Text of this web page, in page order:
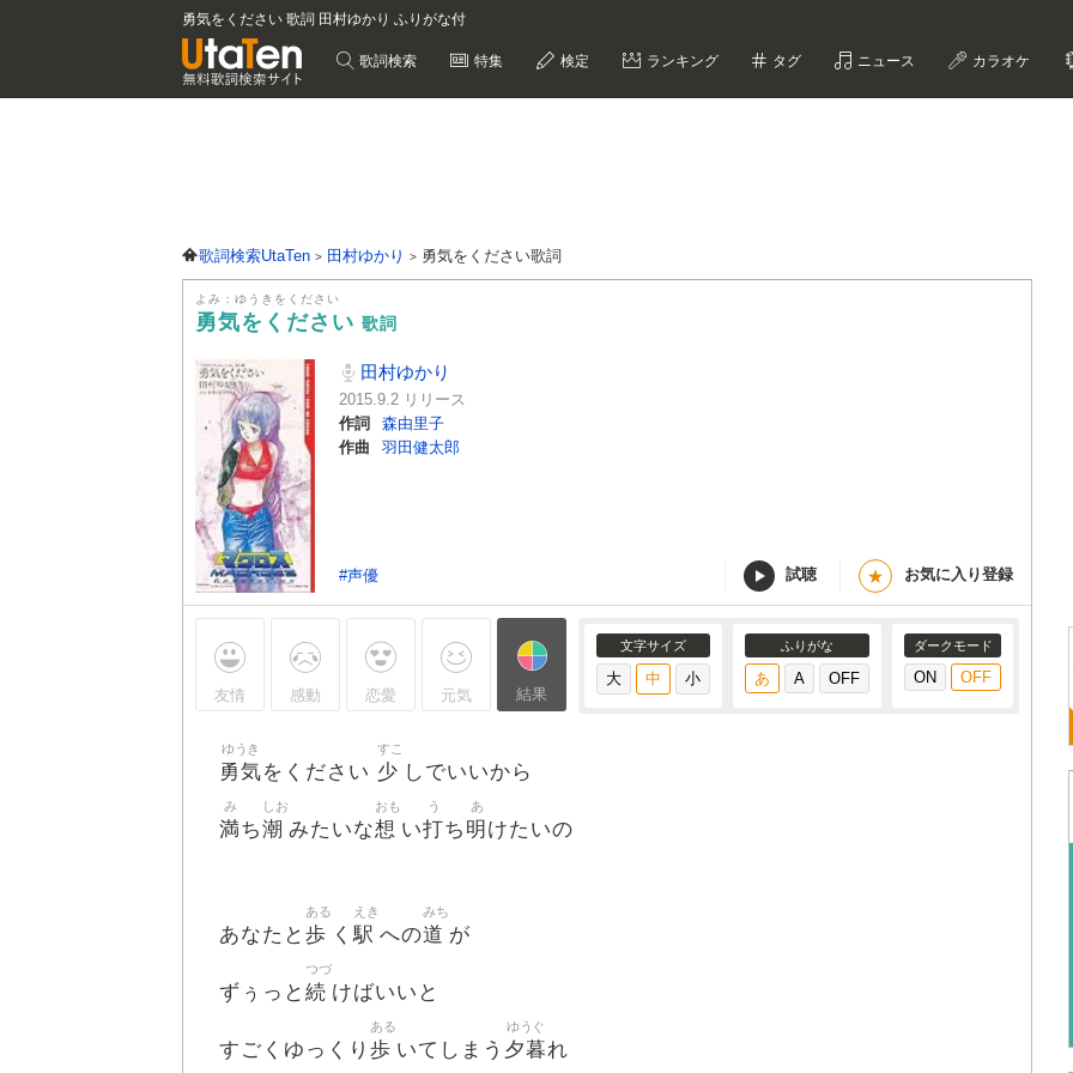
勇気をください 歌詞 田村ゆかり ふりがな付
歌詞検索 特集 検定 ランキング タグ ニュース カラオケ
歌詞検索UtaTen 田村ゆかり 勇気をください歌詞
よみ：ゆうきをください
勇気をください 歌詞
田村ゆかり
2015.9.2 リリース
作詞
森由里子
作曲
羽田健太郎
#声優 試聴 ★ お気に入り登録
友情 感動 恋愛 元気 結果
文字サイズ ふりがな ダークモード
勇気
ゆうき
をください 少
すこ
しでいいから
満
み
ち潮
しお
みたいな想
おも
い打
う
ち 明
あ
けたいの
あなたと 歩
ある
く駅
えき
への道
みち
が
ずぅっと 続
つづ
けばいいと
すごくゆっくり 歩
ある
いてしまう 夕暮
ゆうぐ
れ